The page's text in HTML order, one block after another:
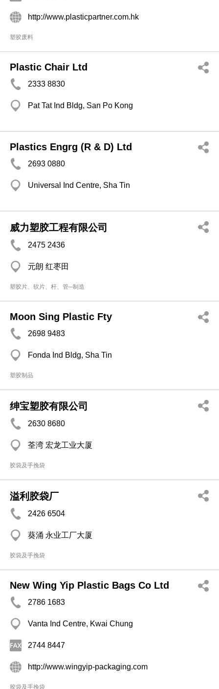
http://www.plasticpartner.com.hk
塑胶废料
Plastic Chair Ltd
2333 8830
Pat Tat Ind Bldg, San Po Kong
Plastics Engrg (R & D) Ltd
2693 0880
Universal Ind Centre, Sha Tin
威力塑胶工程有限公司
2475 2436
元朗 红枣田
塑胶片、软片、杆、管─制造
Moon Sing Plastic Fty
2698 9483
Fonda Ind Bldg, Sha Tin
塑胶制品
绅宝塑胶有限公司
2630 8680
荃湾 宏龙工业大厦
胶袋及手挽袋
溢利胶袋厂
2426 6504
葵涌 永业工厂大厦
胶袋及手挽袋
New Wing Yip Plastic Bags Co Ltd
2786 1683
Vanta Ind Centre, Kwai Chung
2744 8447
http://www.wingyip-packaging.com
胶袋及手挽袋